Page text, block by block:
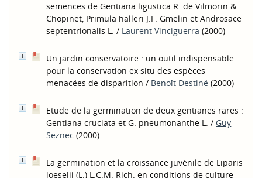
semences de Gentiana ligustica R. de Vilmorin &
Chopinet, Primula halleri J.F. Gmelin et Androsace
septentrionalis L. / Laurent Vinciguerra (2000)
Un jardin conservatoire : un outil indispensable
pour la conservation ex situ des espèces
menacées de disparition / Benoît Destiné (2000)
Etude de la germination de deux gentianes rares :
Gentiana cruciata et G. pneumonanthe L. /Guy
Seznec (2000)
La germination et la croissance juvénile de Liparis
loeselii (L.) L.C.M. Rich. en conditions de culture